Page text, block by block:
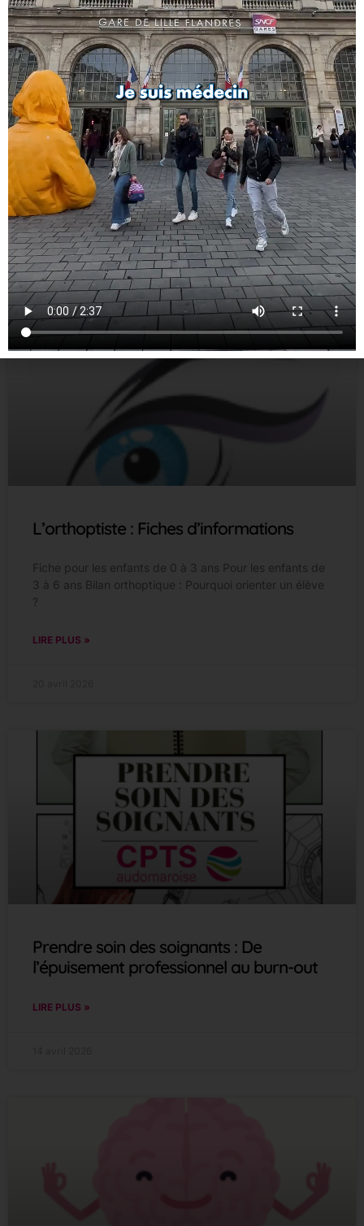
Dispositifs complémentaires centrés sur
la personne âgée
Annuaire DAC EGED CRT Hauts-de-France
LIRE PLUS »
5 juin 2026
L’orthoptiste : Fiches d’informations
Fiche pour les enfants de 0 à 3 ans Pour les enfants de
3 à 6 ans Bilan orthoptique : Pourquoi orienter un élève
?
LIRE PLUS »
Prendre soin des soignants : De
l’épuisement professionnel au burn-out
LIRE PLUS »